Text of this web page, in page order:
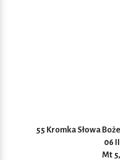
55 Kromka Słowa
06
Mt